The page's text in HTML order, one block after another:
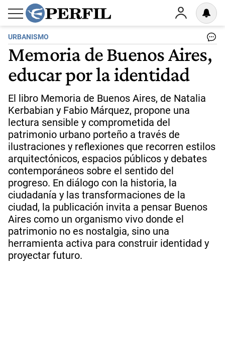
URBANISMO
Memoria de Buenos Aires,
educar por la identidad
El libro Memoria de Buenos Aires, de Natalia
Kerbabian y Fabio Márquez, propone una
lectura sensible y comprometida del
patrimonio urbano porteño a través de
ilustraciones y reflexiones que recorren estilos
arquitectónicos, espacios públicos y debates
contemporáneos sobre el sentido del
progreso. En diálogo con la historia, la
ciudadanía y las transformaciones de la
ciudad, la publicación invita a pensar Buenos
Aires como un organismo vivo donde el
patrimonio no es nostalgia, sino una
herramienta activa para construir identidad y
proyectar futuro.